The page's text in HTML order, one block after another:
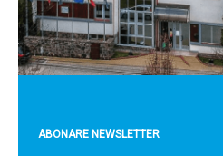
ABONARE NEWSLETTER